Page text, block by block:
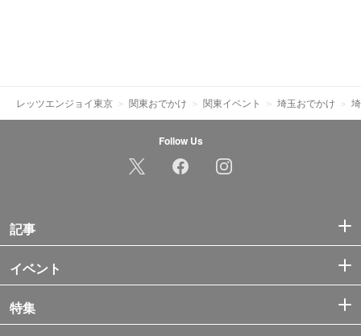
レッツエンジョイ東京 関東おでかけ 関東イベント 埼玉おでかけ
Follow Us
記事
イベント
特集